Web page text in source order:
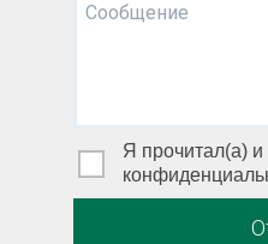
Сообщение
Я прочитал(а) и